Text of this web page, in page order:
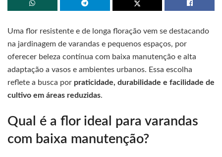
Uma flor resistente e de longa floração vem se destacando
na jardinagem de varandas e pequenos espaços, por
oferecer beleza contínua com baixa manutenção e alta
adaptação a vasos e ambientes urbanos. Essa escolha
reflete a busca por praticidade, durabilidade e facilidade de
cultivo em áreas reduzidas.
Qual é a flor ideal para varandas
com baixa manutenção?